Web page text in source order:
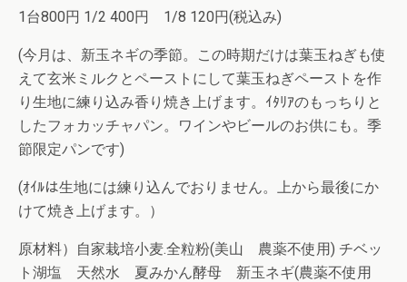
1台800円 1/2 400円 1/8 120円(税込み)
(今月は、新玉ネギの季節。この時期だけは葉玉ねぎも使
えて玄米ミルクとペーストにして葉玉ねぎペーストを作
り生地に練り込み香り焼き上げます。ｲﾀﾘｱのもっちりと
したフォカッチャパン。ワインやビールのお供にも。季
節限定パンです)
(ｵｲﾙは生地には練り込んでおりません。上から最後にか
けて焼き上げます。）
原材料）自家栽培小麦.全粒粉(美山 農薬不使用) チベッ
ト湖塩 天然水 夏みかん酵母 新玉ネギ(農薬不使用